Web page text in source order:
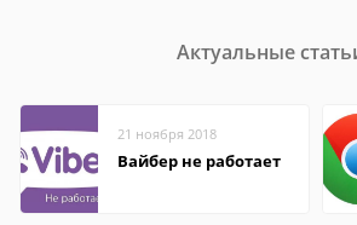
Актуальные
21 ноября 2018
Вайбер не работает